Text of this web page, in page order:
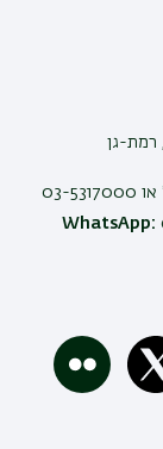
רמת-גן
WhatsApp: